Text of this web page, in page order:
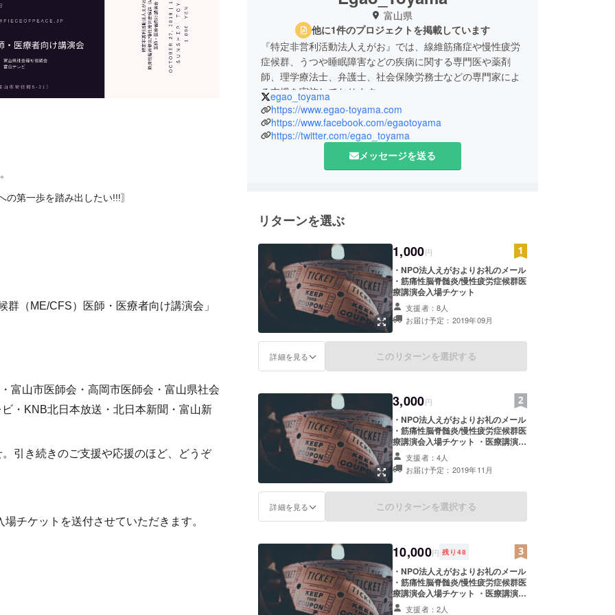
第一歩を踏み出したい!!!〗
（ME/CFS）医師・医療者向け講演会」
富山市医師会・高岡市医師会・富山県社会
・KNB北日本放送・北日本新聞・富山新
引き続きのご支援や応援のほど、どうぞ
チケットを送付させていただきます。
富山県
他に1件のプロジェクトを掲載しています
『特定非営利活動法人えがお』では、線維筋痛症や慢性疲労
症候群、うつや睡眠障害などの疾病に関する専門医や薬剤
師、理学療法士、弁護士、社会保険労務士などの専門家によ
る支援を実施しております。
お悩みをお持ちの方は、当法人まで、ご連絡を！
『特定非営利活動法人 えがお』は、線維筋痛症北陸患者会虹
の架橋、北陸筋痛性脳脊髄炎の会オアシス、これら2つの患
者会を運営している法人です。
egao_toyama
https://www.egao-toyama.com
https://www.facebook.com/egaotoyama
https://twitter.com/egao_toyama
メッセージを送る
リターンを選ぶ
1,000円
・NPO法人えがおよりお礼のメール
・筋痛性脳脊髄炎/慢性疲労症候群医
療講演会入場チケット
支援者：8人
お届け予定：2019年09月
詳細を見る このリターンを選択する
3,000円
・NPO法人えがおよりお礼のメール
・筋痛性脳脊髄炎/慢性疲労症候群医
療講演会入場チケット ・医療講演会
資料の送付（PDF/Eメール）
支援者：4人
お届け予定：2019年11月
詳細を見る このリターンを選択する
10,000円 残り 48
・NPO法人えがおよりお礼のメール
・筋痛性脳脊髄炎/慢性疲労症候群医
療講演会入場チケット ・医療講演会
資料の送付（PDF/Eメール） ・
支援者：2人